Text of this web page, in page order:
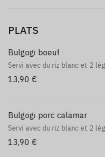
PLATS
Bulgogi boeuf
Servi avec du riz blanc et 2
13,90 €
Bulgogi porc calamar
Servi avec du riz blanc et 2
13,90 €